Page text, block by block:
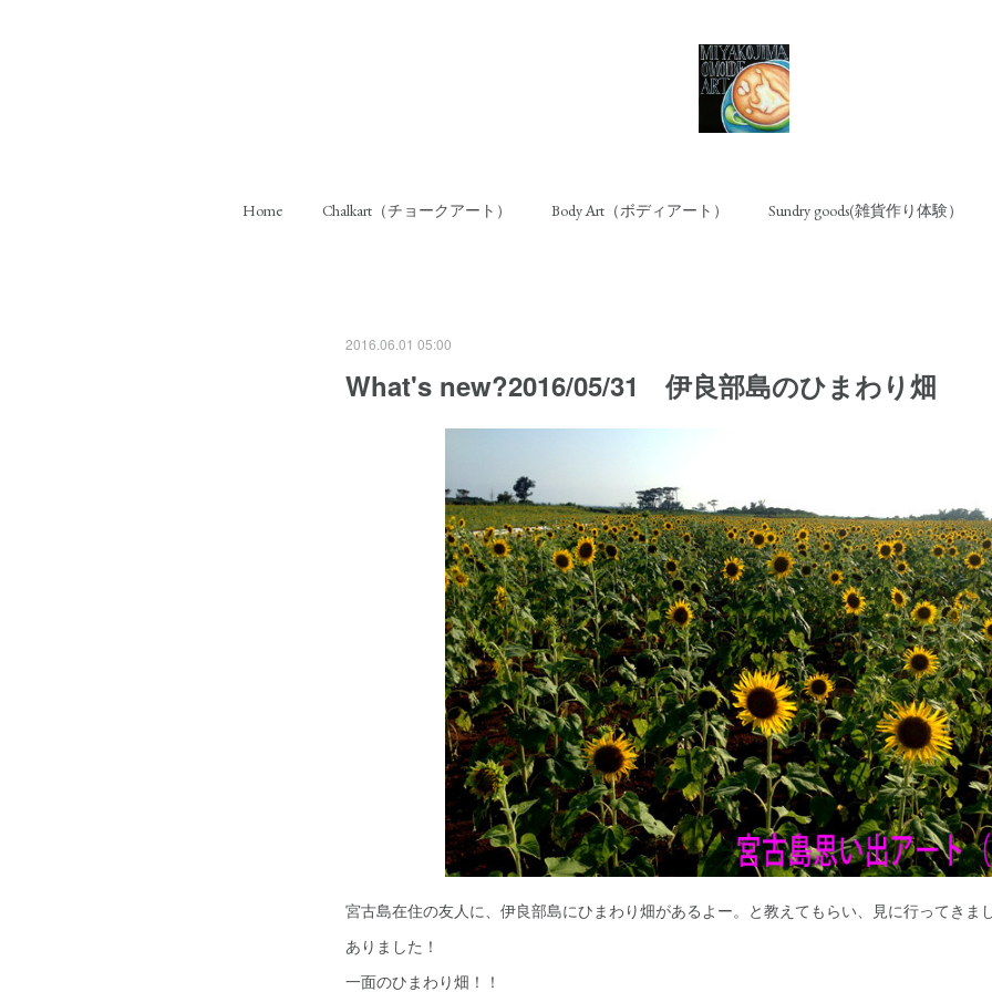
Home Chalkart（チョークアート） Body Art（ボディアート） Sundry goods(雑貨作り体験）
2016.06.01 05:00
What's new?2016/05/31 伊良部島のひまわり畑
宮古島在住の友人に、伊良部島にひまわり畑があるよー。と教えてもらい、見に行ってきま
ありました！
一面のひまわり畑！！